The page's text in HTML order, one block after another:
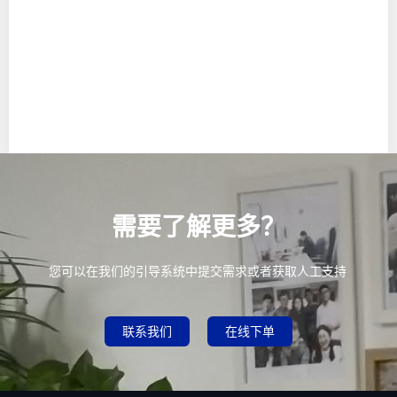
需要了解更多？
您可以在我们的引导系统中提交需求或者获取人工支持
联系我们 在线下单